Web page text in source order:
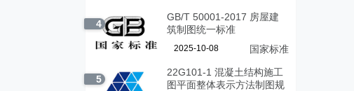
4
GB/T 50001-2017 房屋建
筑制图统一标准
2025-10-08 国家标准
5
22G101-1 混凝土结构施工
图平面整体表示方法制图规